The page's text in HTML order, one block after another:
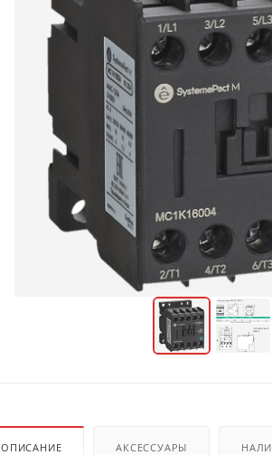
ОПИСАНИЕ АКСЕССУАРЫ